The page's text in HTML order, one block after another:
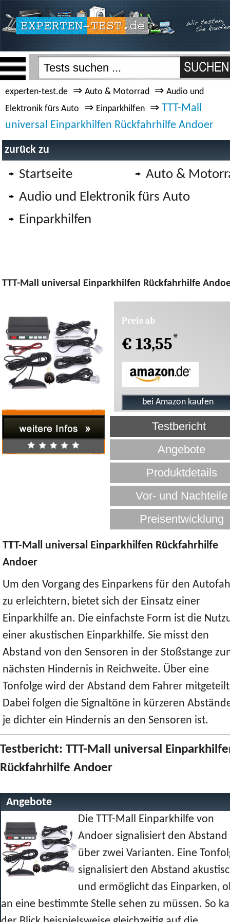
experten-test.de ⇒ Auto & Motorrad ⇒ Audio und
Elektronik fürs Auto
⇒ Einparkhilfen ⇒ TTT-Mall
universal Einparkhilfen Rückfahrhilfe Andoer
zurück zu
Startseite
Auto &
Audio und Elektronik fürs Auto
Einparkhilfen
TTT-Mall universal Einparkhilfen Rückfahrhilfe
Preis ab
€ 13,55*
TTT-Mall universal Einparkhilfen Rückfahrhilfe
Andoer
Um den Vorgang des Einparkens für den
zu erleichtern, bietet sich der Einsatz einer
Einparkhilfe an. Die einfachste Form ist die
einer akustischen Einparkhilfe. Sie misst den
Abstand von den Sensoren in der Stoßstange
nächsten Hindernis in Reichweite. Über eine
Tonfolge wird der Abstand dem Fahrer
Dabei folgen die Signaltöne in kürzeren
je dichter ein Hindernis an den Sensoren ist.
Testbericht: TTT-Mall universal
Rückfahrhilfe Andoer
Angebote
Die TTT-Mall Einparkhilfe von
Andoer signalisiert den Abstand
über zwei Varianten. Eine
signalisiert den Abstand
und ermöglicht das Einparken,
an eine bestimmte Stelle sehen zu müssen. So